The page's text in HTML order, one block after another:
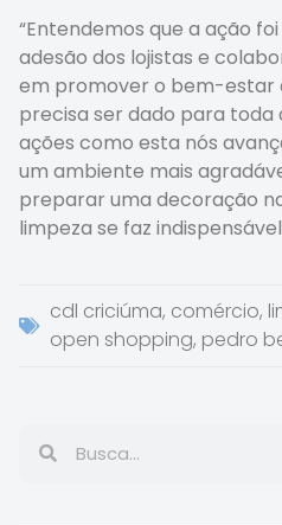
“Entendemos que a ação
adesão dos lojistas e
em promover o bem-estar
precisa ser dado para toda
ações como esta nós
um ambiente mais
preparar uma decoração
limpeza se faz
cdl criciúma, comércio,
open shopping, pedro